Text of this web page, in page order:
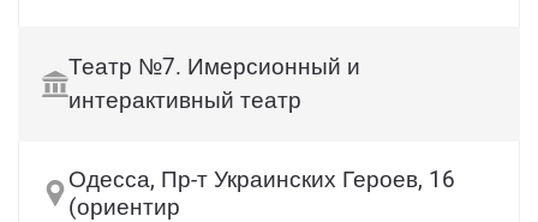
Театр №7. Имерсионный и
интерактивный театр
Одесса, Пр-т Украинских Героев, 16
(ориентир